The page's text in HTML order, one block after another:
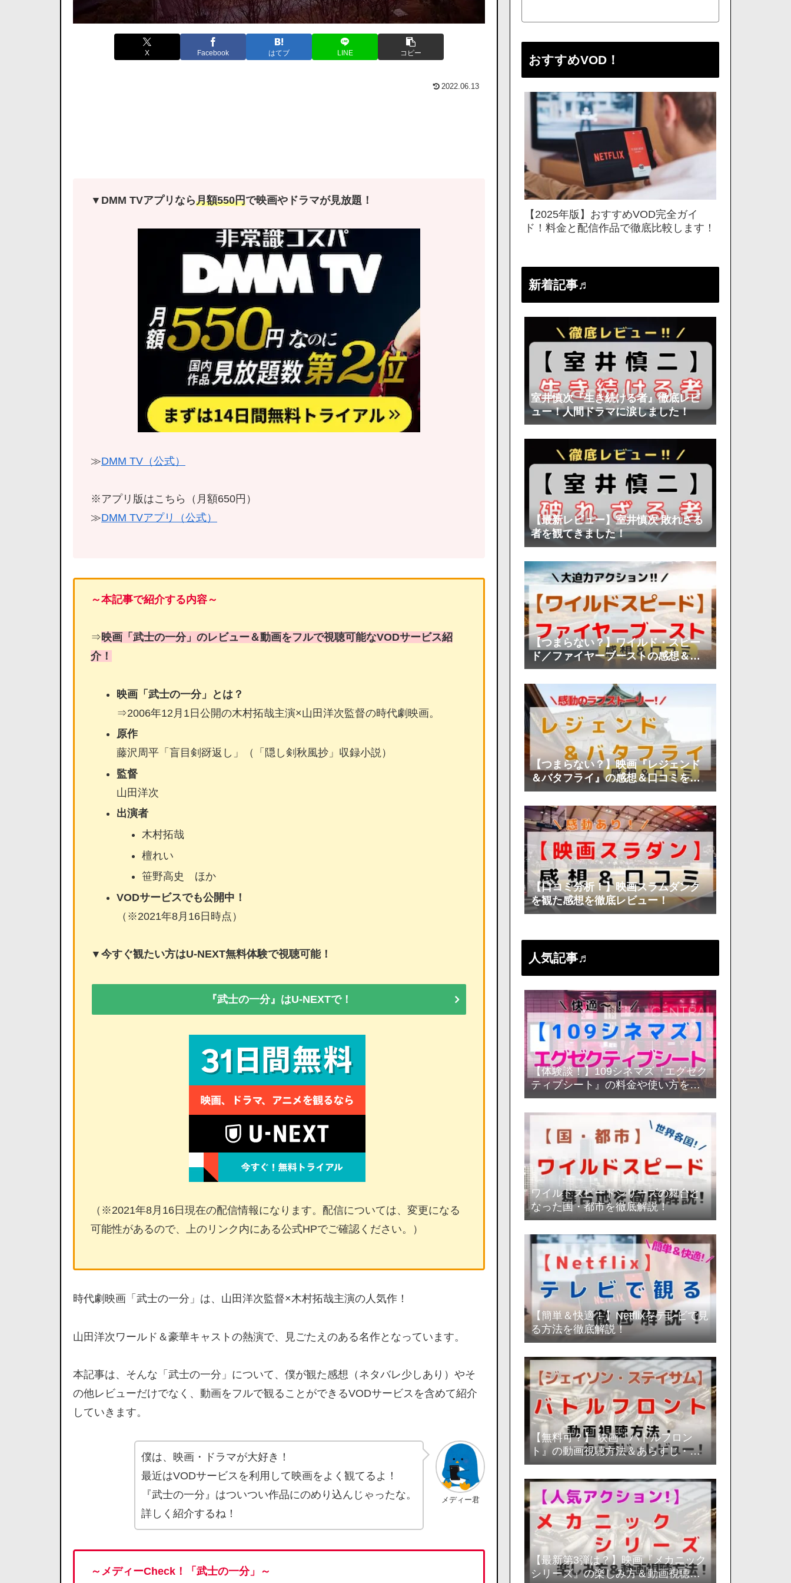
X Facebook はてブ LINE コピー
2022.06.13
▼DMM TVアプリなら月額550円で映画やドラマが見放題！
≫DMM TV（公式）
※アプリ版はこちら（月額650円）
≫DMM TVアプリ（公式）
～本記事で紹介する内容～
⇒映画「武士の一分」のレビュー＆動画をフルで視聴可能なVODサービス紹
介！
映画「武士の一分」とは？
⇒2006年12月1日公開の木村拓哉主演×山田洋次監督の時代劇映画。
原作
藤沢周平「盲目剣谺返し」（「隠し剣秋風抄」収録小説）
監督
山田洋次
出演者
木村拓哉
檀れい
笹野高史 ほか
VODサービスでも公開中！
（※2021年8月16日時点）
▼今すぐ観たい方はU-NEXT無料体験で視聴可能！
『武士の一分』はU-NEXTで！
（※2021年8月16日現在の配信情報になります。配信については、変更になる
可能性があるので、上のリンク内にある公式HPでご確認ください。）
時代劇映画「武士の一分」は、山田洋次監督×木村拓哉主演の人気作！
山田洋次ワールド＆豪華キャストの熱演で、見ごたえのある名作となっています。
本記事は、そんな「武士の一分」について、僕が観た感想（ネタバレ少しあり）やそ
の他レビューだけでなく、動画をフルで観ることができるVODサービスを含めて紹介
していきます。
メディー君
僕は、映画・ドラマが大好き！
最近はVODサービスを利用して映画をよく観てるよ！
『武士の一分』はついつい作品にのめり込んじゃったな。
詳しく紹介するね！
～メディーCheck！ 「武士の一分」 ～
おすすめVOD！
【2025年版】おすすめVOD完全ガイ
ド！料金と配信作品で徹底比較します！
新着記事♬
室井慎次『生き続ける者』徹底レビ
ュー！人間ドラマに涙しました！
【最新レビュー】室井慎次 敗れざる
者を観てきました！
【つまらない？】ワイルド・スピー
ド／ファイヤーブーストの感想＆口
コミを徹底分析！
【つまらない？】映画『レジェンド
＆バタフライ』の感想＆口コミを徹
底分析！
【口コミ分析！】映画スラムダンク
を観た感想を徹底レビュー！
人気記事♬
【体験談！】109シネマズ『エグゼク
ティブシート』の料金や使い方を徹
底解説！
ワイルドスピードシリーズの舞台と
なった国・都市を徹底解説！
【簡単＆快適！】Netflixをテレビで見
る方法を徹底解説！
【無料可？】 映画『バトルフロン
ト』の動画視聴方法＆あらすじ・レ
ビュー評価を徹底解説！
【最新第3弾は？】映画『メカニック
シリーズ』の楽しみ方＆動画視聴方